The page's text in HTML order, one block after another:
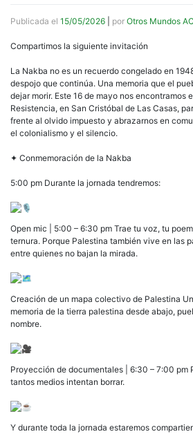
Publicada el 15/05/2026 por Otros Mundos AC
Compartimos la siguiente invitación
La Nakba no es un recuerdo congelado en
despojo que continúa. Una memoria que el
dejar morir. Este 16 de mayo nos encontramos
Resistencia, en San Cristóbal de Las Casas,
frente al olvido impuesto y abrazarnos en
el colonialismo y el silencio.
✦ Conmemoración de la Nakba
5:00 pm Durante la jornada tendremos:
Open mic | 5:00 – 6:30 pm Trae tu voz, tu
ternura. Porque Palestina también vive en las
entre quienes no bajan la mirada.
Creación de un mapa colectivo de Palestina
memoria de la tierra palestina desde abajo,
nombre.
Proyección de documentales | 6:30 – 7:00 pm
tantos medios intentan borrar.
Y durante toda la jornada estaremos